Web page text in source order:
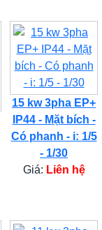
15 kw 3pha EP+
IP44 - Mặt bích -
Có phanh - i: 1/5
- 1/30
Giá: Liên hệ